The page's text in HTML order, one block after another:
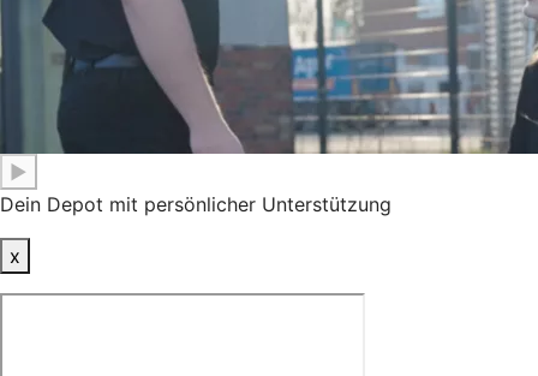
▶
Dein Depot mit persönlicher Unterstützung
x